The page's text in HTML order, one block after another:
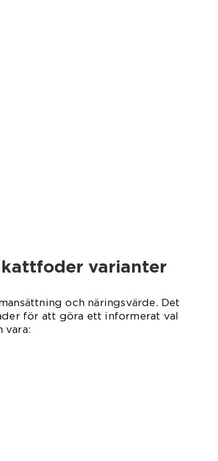
varianter
och näringsvärde. Det
för att göra ett informerat val
vara: